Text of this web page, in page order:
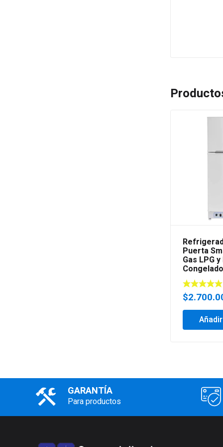
Puerta
Gas LPG
$
GARANTÍA
Para productos